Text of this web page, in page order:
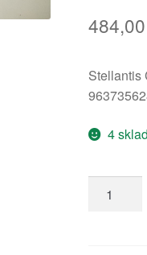
484,00
Stellantis
4
zadní